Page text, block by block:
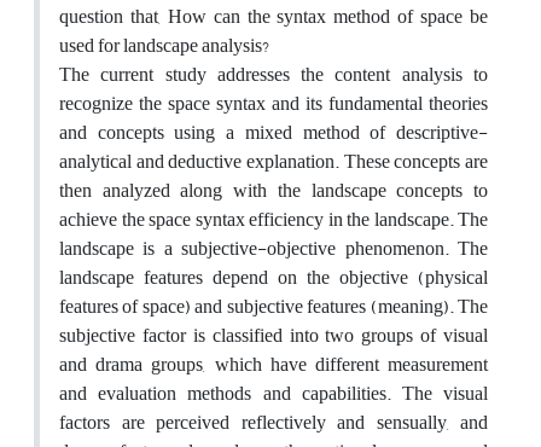
question that, How can the syntax method of space be
used for landscape analysis?
The current study addresses the content analysis to
recognize the space syntax and its fundamental theories
and concepts using a mixed method of descriptive-
analytical and deductive explanation. These concepts are
then analyzed along with the landscape concepts to
achieve the space syntax efficiency in the landscape. The
landscape is a subjective-objective phenomenon. The
landscape features depend on the objective (physical
features of space) and subjective features (meaning). The
subjective factor is classified into two groups of visual
and drama groups, which have different measurement
and evaluation methods and capabilities. The visual
factors are perceived reflectively and sensually, and